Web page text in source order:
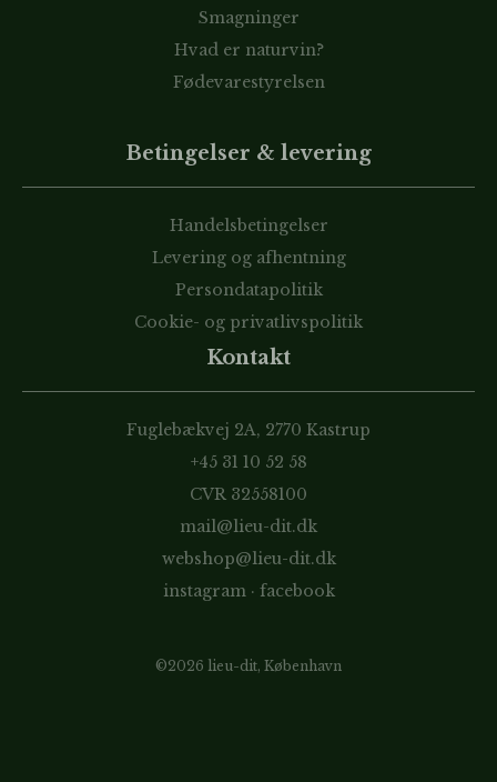
Smagninger
Hvad er naturvin?
Fødevarestyrelsen
Betingelser & levering
Handelsbetingelser
Levering og afhentning
Persondatapolitik
Cookie- og privatlivspolitik
Kontakt
Fuglebækvej 2A, 2770 Kastrup
+45 31 10 52 58
CVR 32558100
mail@lieu-dit.dk
webshop@lieu-dit.dk
instagram· facebook
©2026 lieu-dit, København